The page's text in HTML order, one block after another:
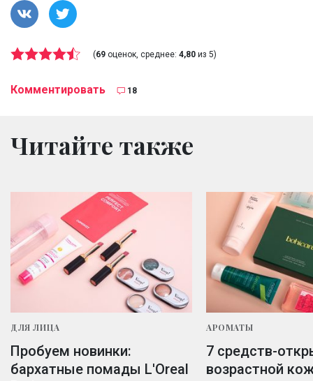
(69 оценок, среднее: 4,80 из 5)
Комментировать 18
Читайте также
ДЛЯ ЛИЦА
Пробуем новинки:
бархатные помады L'Oreal
АРОМАТЫ
7 средств-
возрастной